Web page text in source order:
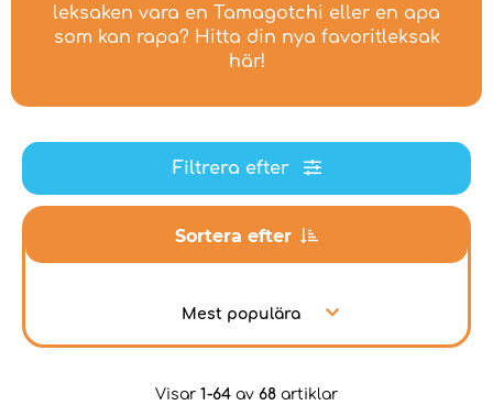
leksaken vara en Tamagotchi eller en apa
som kan rapa? Hitta din nya favoritleksak
här!
Filtrera efter
Sortera efter
Mest populära
Visar 1-64 av 68 artiklar